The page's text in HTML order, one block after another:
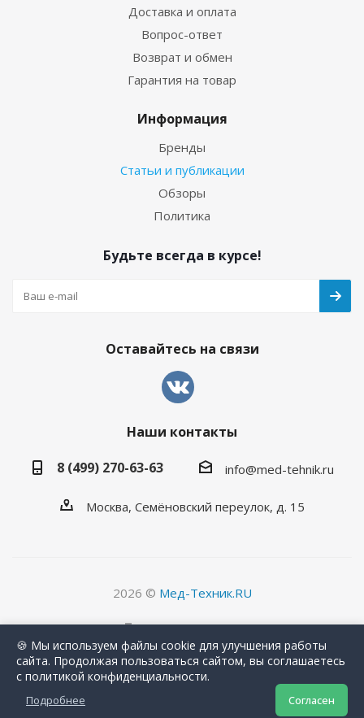
Доставка и оплата
Вопрос-ответ
Возврат и обмен
Гарантия на товар
Информация
Бренды
Статьи и публикации
Обзоры
Политика
Будьте всегда в курсе!
Оставайтесь на связи
Наши контакты
8 (499) 270-63-63
info@med-tehnik.ru
Москва, Семёновский переулок, д. 15
2026 © Мед-Техник.RU
🍪 Мы используем файлы cookie для улучшения работы
сайта. Продолжая пользоваться сайтом, вы соглашаетесь
с политикой конфиденциальности.
Подробнее Согласен